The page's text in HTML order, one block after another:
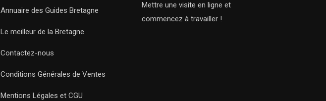
Annuaire des Guides Bretagne
Le meilleur de la Bretagne
Contactez-nous
Conditions Générales de Ventes
Mentions Légales et CGU
Mettre une visite en ligne et
commencez à travailler !